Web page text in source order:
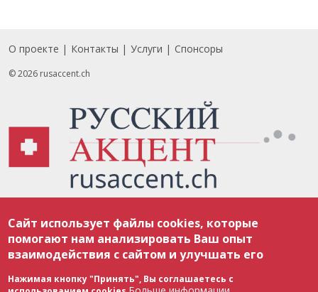
Footer
О проекте Контакты Услуги Спонсоры
© 2026 rusaccent.ch
соответствии с законодательством Швейцарии об авторском праве и
международными соглашениями. Полное или частичное использование
материалов возможно только с разрешения редакции. В случае полного
или частичного воспроизведения материалов сайта rusaccent.ch,
ОБЯЗАТЕЛЬНА АКТИВНАЯ ГИПЕРССЫЛКА на конкретный заимствованный
текст. Фотоизображения, размещенные редакцией rusaccent.ch, являются
ее исключительной собственностью. Полное или частичное
Сайт использует файлы cookies, которые
помогают нам анализировать Ваш опыт
взаимодействия с сайтом и улучшать его
Нажимая кнопку "Принять", Вы соглашаетесь с